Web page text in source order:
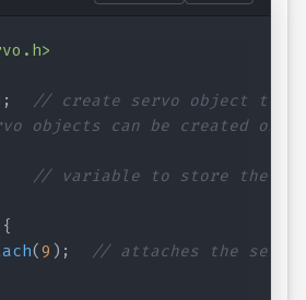
;
// create servo object to
objects can be created on
// variable to store the
{
(9 ) ;
// attaches the